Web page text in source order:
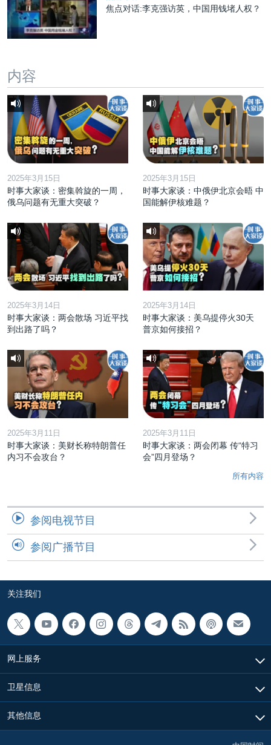
焦点对话:李克强访英，中国用钱堵人权？
内容
2025年3月15日
时事大家谈：密集斡旋的一周，
俄乌问题有无重大突破？
2025年3月15日
时事大家谈：中俄伊北京会晤 中
国能解伊核难题？
2025年3月14日
时事大家谈：两会散场 习近平找
到出路了吗？
2025年3月14日
时事大家谈：美乌提停火30天
普京如何接招？
2025年3月11日
时事大家谈：美财长称特朗普任
内习不会攻台？
2025年3月11日
时事大家谈：两会闭幕 传“特习
会”四月登场？
所有内容
参阅电视节目
参阅广播节目
关注我们
网上服务
卫星信息
其他信息